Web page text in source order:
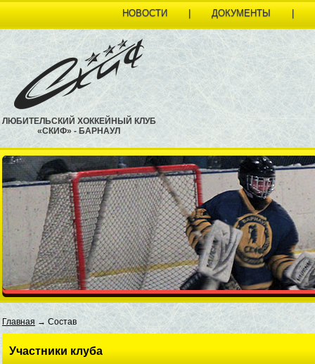
НОВОСТИ | ДОКУМЕНТЫ |
ЛЮБИТЕЛЬСКИЙ ХОККЕЙНЫЙ КЛУБ
«СКИФ» - БАРНАУЛ
Главная → Состав
Участники клуба